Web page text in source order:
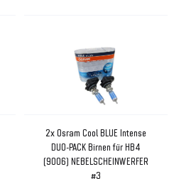
2x Osram Cool BLUE Intense
DUO-PACK Birnen für HB4
(9006) NEBELSCHEINWERFER
#3